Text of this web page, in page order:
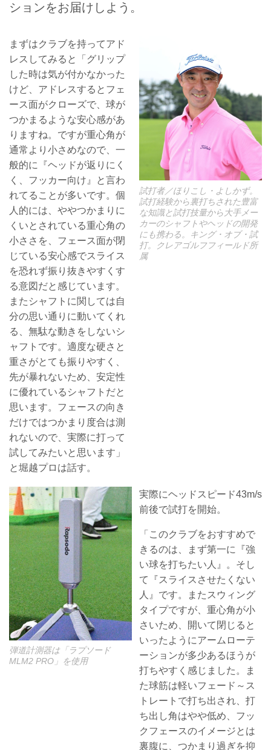
ションをお届けしよう。
まずはクラブを持ってアド
レスしてみると「グリップ
した時は気が付かなかった
けど、アドレスするとフェ
ース面がクローズで、球が
つかまるような安心感があ
りますね。ですが重心角が
通常より小さめなので、一
般的に『ヘッドが返りにく
く、フッカー向け』と言わ
れてることが多いです。個
人的には、ややつかまりに
くいとされている重心角の
小ささを、フェース面が閉
じている安心感でスライス
を恐れず振り抜きやすくす
る意図だと感じています。
またシャフトに関しては自
分の思い通りに動いてくれ
る、無駄な動きをしないシ
ャフトです。適度な硬さと
重さがとても振りやすく、
先が暴れないため、安定性
に優れているシャフトだと
思います。フェースの向き
だけではつかまり度合は測
れないので、実際に打って
試してみたいと思います」
と堀越プロは話す。
試打者／ほりこし・よしかず。
試打経験から裏打ちされた豊富
な知識と試打技量から大手メー
カーのシャフトやヘッドの開発
にも携わる。キング・オブ・試
打。クレアゴルフフィールド所
属
弾道計測器は「ラプソード
MLM2 PRO」を使用
実際にヘッドスピード43m/s
前後で試打を開始。
「このクラブをおすすめで
きるのは、まず第一に『強
い球を打ちたい人』。そし
て『スライスさせたくない
人』です。またスウィング
タイプですが、重心角が小
さいため、開いて閉じると
いったようにアームローテ
ーションが多少あるほうが
打ちやすく感じました。ま
た球筋は軽いフェード～ス
トレートで打ち出され、打
ち出し角はやや低め、フッ
クフェースのイメージとは
裏腹に、つかまり過ぎを抑